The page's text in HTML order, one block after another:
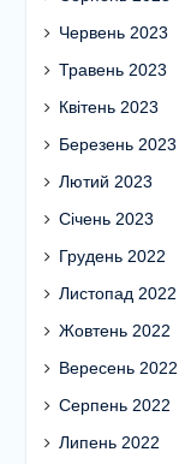
Червень 2023
Травень 2023
Квітень 2023
Березень 2023
Лютий 2023
Січень 2023
Грудень 2022
Листопад 2022
Жовтень 2022
Вересень 2022
Серпень 2022
Липень 2022